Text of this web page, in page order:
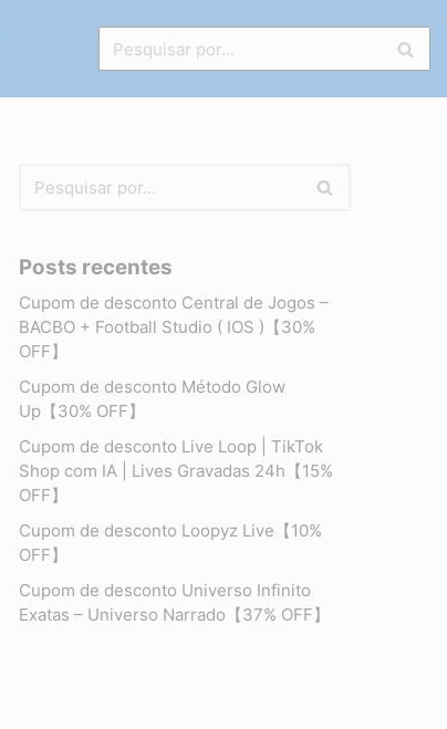
Posts recentes
Cupom de desconto Central de Jogos –
BACBO + Football Studio ( IOS )【30%
OFF】
Cupom de desconto Método Glow
Up【30% OFF】
Cupom de desconto Live Loop | TikTok
Shop com IA | Lives Gravadas 24h【15%
OFF】
Cupom de desconto Loopyz Live【10%
OFF】
Cupom de desconto Universo Infinito
Exatas – Universo Narrado【37% OFF】